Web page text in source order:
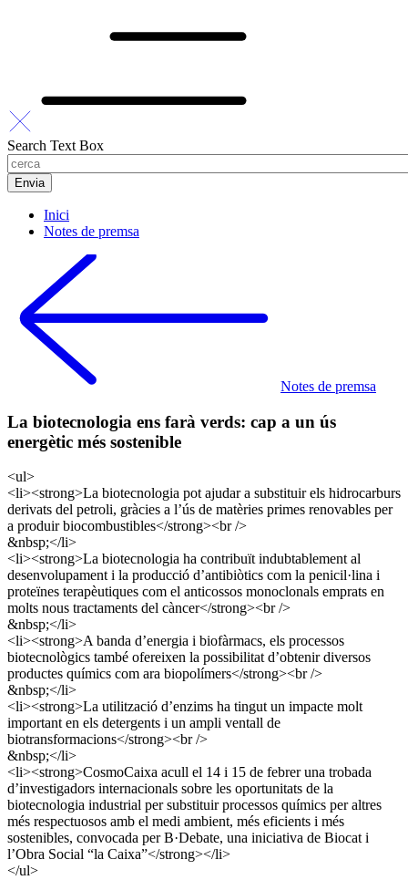
Search Text Box
Inici
Notes de premsa
Notes de premsa
La biotecnologia ens farà verds: cap a un ús
energètic més sostenible
<ul>
<li><strong>La biotecnologia pot ajudar a substituir els hidrocarburs
derivats del petroli, gràcies a l’ús de matèries primes renovables per
a produir biocombustibles</strong><br />
&nbsp;</li>
<li><strong>La biotecnologia ha contribuït indubtablement al
desenvolupament i la producció d’antibiòtics com la penicil·lina i
proteïnes terapèutiques com el anticossos monoclonals emprats en
molts nous tractaments del càncer</strong><br />
&nbsp;</li>
<li><strong>A banda d’energia i biofàrmacs, els processos
biotecnològics també ofereixen la possibilitat d’obtenir diversos
productes químics com ara biopolímers</strong><br />
&nbsp;</li>
<li><strong>La utilització d’enzims ha tingut un impacte molt
important en els detergents i un ampli ventall de
biotransformacions</strong><br />
&nbsp;</li>
<li><strong>CosmoCaixa acull el 14 i 15 de febrer una trobada
d’investigadors internacionals sobre les oportunitats de la
biotecnologia industrial per substituir processos químics per altres
més respectuosos amb el medi ambient, més eficients i més
sostenibles, convocada per B·Debate, una iniciativa de Biocat i
l’Obra Social “la Caixa”</strong></li>
</ul>